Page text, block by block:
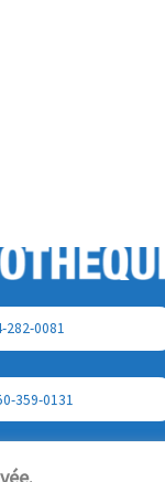
282-0081
359-0131
357-7897